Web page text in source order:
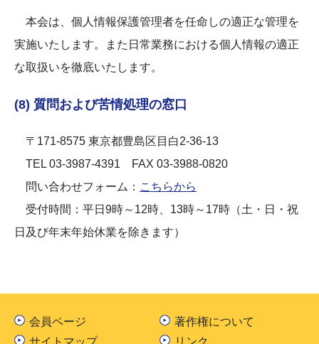
本会は、個人情報保護管理者を任命しの適正な管理を
実施いたします。また日常業務における個人情報の適正
な取扱いを徹底いたします。
(8) 質問および苦情処理の窓口
〒171-8575 東京都豊島区目白2-36-13
TEL 03-3987-4391 FAX 03-3988-0820
問い合わせフォーム： こちらから
受付時間：平日9時～12時、13時～17時（土・日・祝
日及び年末年始休業を除きます）
会員ページ
著作権について